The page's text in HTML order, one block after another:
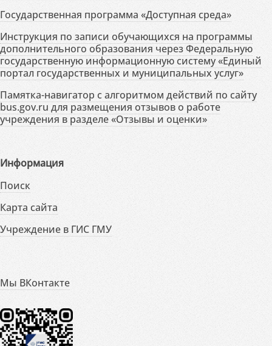
Государственная программа «Доступная среда»
Инструкция по записи обучающихся на программы
дополнительного образования через Федеральную
государственную информационную систему «Единый
портал государственных и муниципальных услуг»
Памятка-навигатор с алгоритмом действий по сайту
bus.gov.ru для размещения отзывов о работе
учреждения в разделе «Отзывы и оценки»
Информация
Поиск
Карта сайта
Учреждение в ГИС ГМУ
Мы ВКонтакте